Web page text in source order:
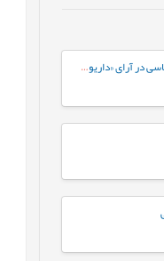
خوانش نسبت ديناميسم فلسفی و سیاسی در آرای «داريوش شايگان»